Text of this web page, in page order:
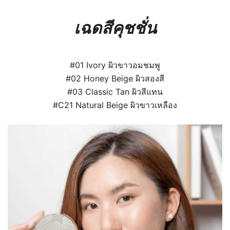
เฉดสีคุชชั่น
#01 Ivory ผิวขาวอมชมพู
#02 Honey Beige ผิวสองสี
#03 Classic Tan ผิวสีแทน
#C21 Natural Beige ผิวขาวเหลือง